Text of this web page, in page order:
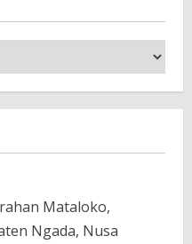
Mataloko,
Ngada, Nusa